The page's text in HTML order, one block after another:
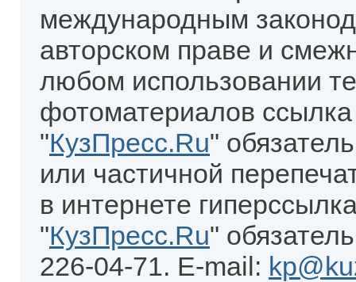
международным
авторском праве и
любом использовании
фотоматериалов
"КузПресс.Ru"
или частичной
в интернете
"КузПресс.Ru"
226-04-71. E-mail: